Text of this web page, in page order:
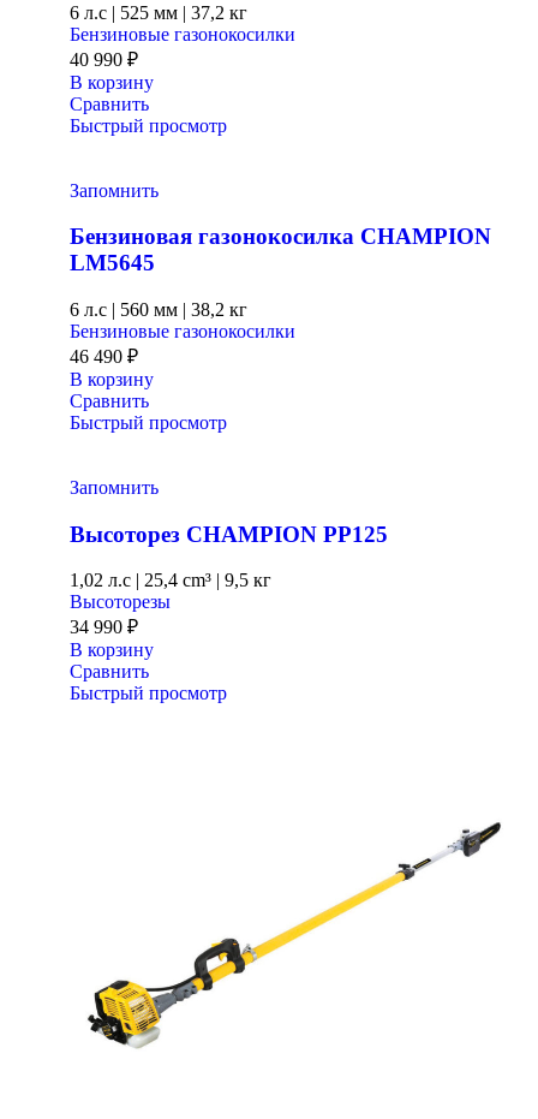
6 л.с | 525 мм | 37,2 кг
Бензиновые газонокосилки
40 990 ₽
В корзину
Сравнить
Быстрый просмотр
Запомнить
Бензиновая газонокосилка CHAMPION
LM5645
6 л.с | 560 мм | 38,2 кг
Бензиновые газонокосилки
46 490 ₽
В корзину
Сравнить
Быстрый просмотр
Запомнить
Высоторез CHAMPION PP125
1,02 л.с | 25,4 cm³ | 9,5 кг
Высоторезы
34 990 ₽
В корзину
Сравнить
Быстрый просмотр